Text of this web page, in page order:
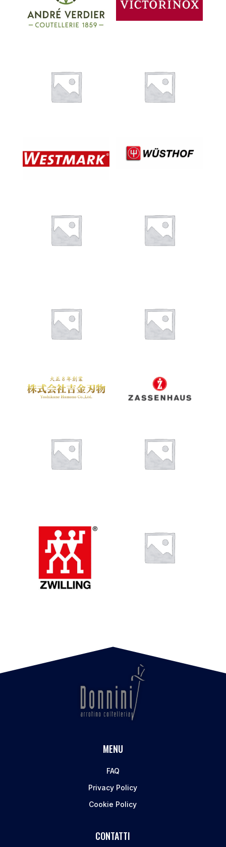
MENU
FAQ
Privacy Policy
Cookie Policy
CONTATTI